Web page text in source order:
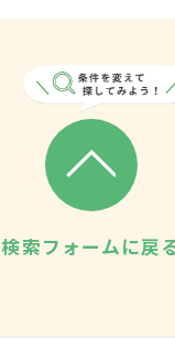
検索フォームに戻